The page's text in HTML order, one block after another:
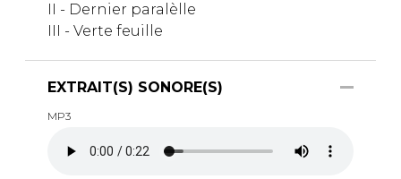
II - Dernier paralèlle
III - Verte feuille
EXTRAIT(S) SONORE(S)
MP3